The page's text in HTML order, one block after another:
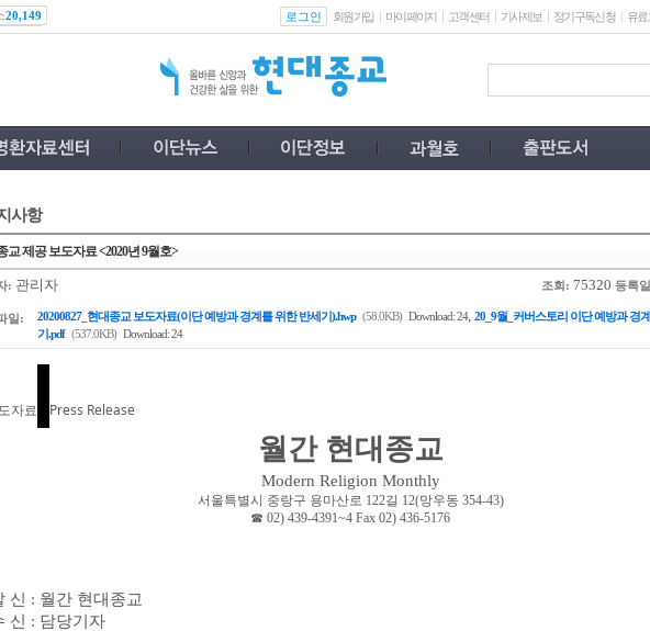
20,149 로그인 회원가입 마이페이지 고객센터 기사제보 정기구독신청 유
사항
교 제공 보도자료 <2020년 9월호>
: 관리자 조회: 75320 등록
일: 20200827_현대종교 보도자료(이단 예방과 경계를 위한 반세기).hwp (58.0KB) Download: 24, 20_9월_커버스토리 이단 예방과 경
기.pdf (537.0KB) Download: 24
자료 Press Release
월간 현대종교
Modern Religion Monthly
서울특별시 중랑구 용마산로 122길 12(망우동 354-43)
☎ 02) 439-4391~4 Fax 02) 436-5176
신 : 월간 현대종교
신 : 담당기자